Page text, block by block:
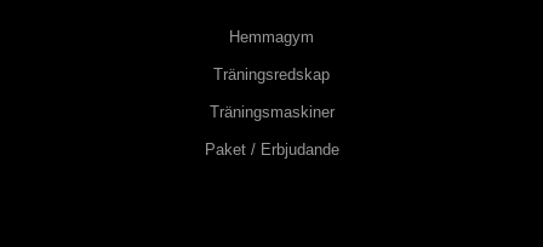
Hemmagym
Träningsredskap
Träningsmaskiner
Paket / Erbjudande